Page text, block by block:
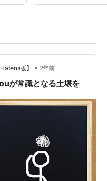
版】 • 2年前
が常識となる土壌を